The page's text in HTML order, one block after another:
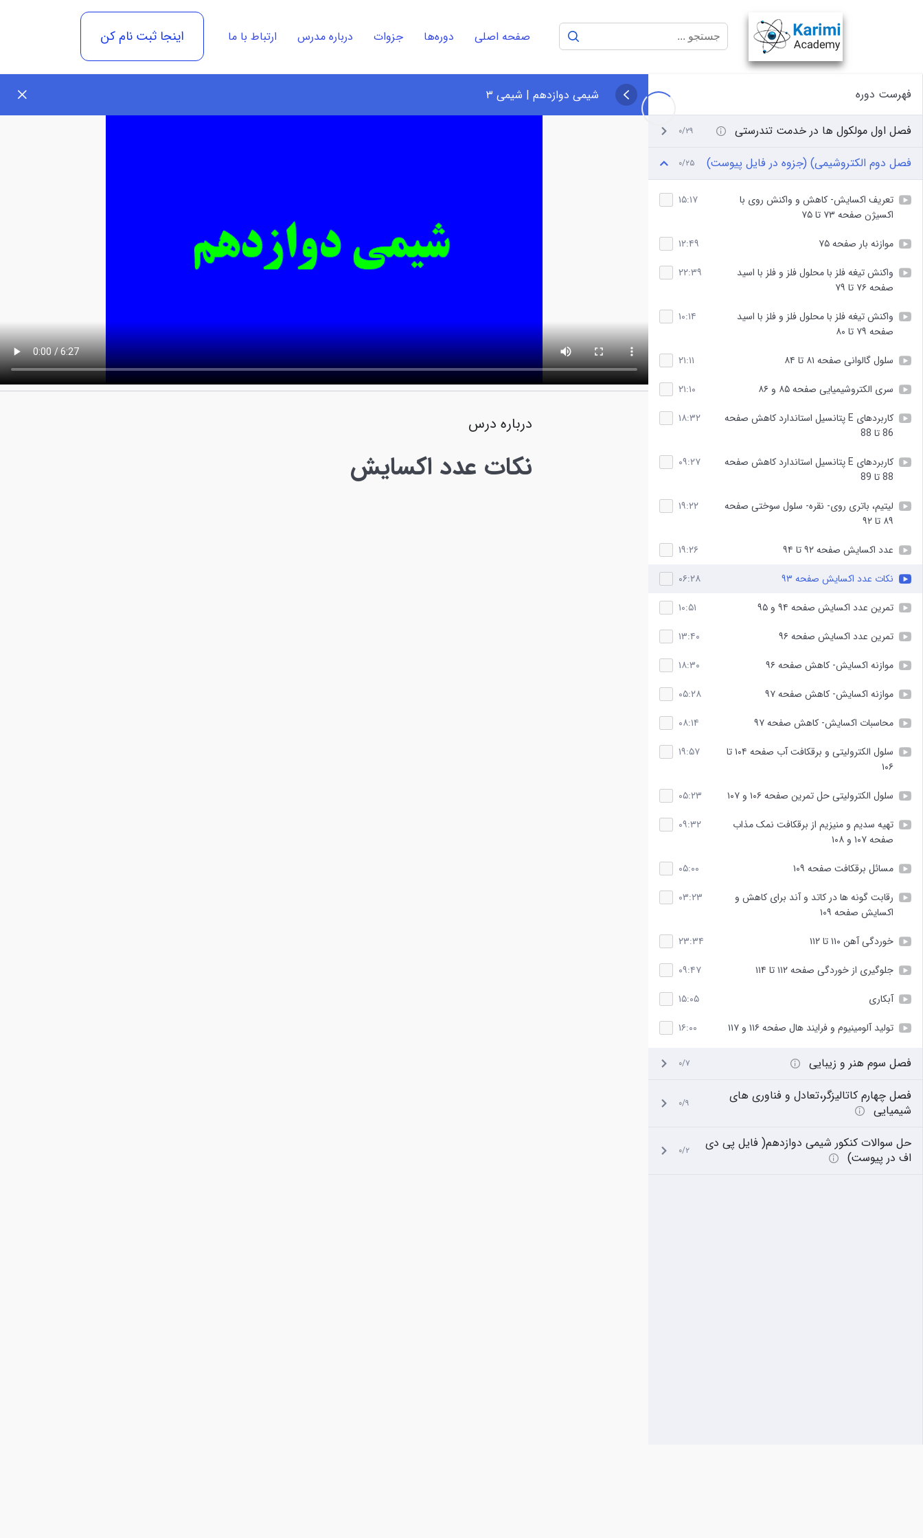
صفحه اصلی دوره‌ها جزوات درباره مدرس ارتباط با ما اینجا ثبت نام کن
فهرست دوره
فصل اول مولکول ها در خدمت تندرستی ۰/۲۹
فصل دوم الکتروشیمی) (جزوه در فایل پیوست) ۰/۲۵
تعریف اکسایش- کاهش و واکنش روی با
اکسیژن صفحه ۷۳ تا ۷۵
۱۵:۱۷
موازنه بار صفحه ۷۵
۱۲:۴۹
واکنش تیغه فلز با محلول فلز و فلز با اسید
صفحه ۷۶ تا ۷۹
۲۲:۳۹
واکنش تیغه فلز با محلول فلز و فلز با اسید
صفحه ۷۹ تا ۸۰
۱۰:۱۴
سلول گالوانی صفحه ۸۱ تا ۸۴
۲۱:۱۱
سری الکتروشیمیایی صفحه ۸۵ و ۸۶
۲۱:۱۰
کاربردهای E پتانسیل استاندارد کاهش صفحه
86 تا 88
۱۸:۳۲
کاربردهای E پتانسیل استاندارد کاهش صفحه
88 تا 89
۰۹:۲۷
لیتیم، باتری روی- نقره- سلول سوختی صفحه
۸۹ تا ۹۲
۱۹:۲۲
عدد اکسایش صفحه ۹۲ تا ۹۴
۱۹:۲۶
نکات عدد اکسایش صفحه ۹۳
۰۶:۲۸
تمرین عدد اکسایش صفحه ۹۴ و ۹۵
۱۰:۵۱
تمرین عدد اکسایش صفحه ۹۶
۱۳:۴۰
موازنه اکسایش- کاهش صفحه ۹۶
۱۸:۳۰
موازنه اکسایش- کاهش صفحه ۹۷
۰۵:۲۸
محاسبات اکسایش- کاهش صفحه ۹۷
۰۸:۱۴
سلول الکترولیتی و برقکافت آب صفحه ۱۰۴ تا
۱۰۶
۱۹:۵۷
سلول الکترولیتی حل تمرین صفحه ۱۰۶ و ۱۰۷
۰۵:۲۳
تهیه سدیم و منیزیم از برقکافت نمک مذاب
صفحه ۱۰۷ و ۱۰۸
۰۹:۳۲
مسائل برقکافت صفحه ۱۰۹
۰۵:۰۰
رقابت گونه ها در کاتد و آند برای کاهش و
اکسایش صفحه ۱۰۹
۰۳:۲۳
خوردگی آهن ۱۱۰ تا ۱۱۲
۲۳:۳۴
جلوگیری از خوردگی صفحه ۱۱۲ تا ۱۱۴
۰۹:۴۷
آبکاری
۱۵:۰۵
تولید آلومینیوم و فرایند هال صفحه ۱۱۶ و ۱۱۷
۱۶:۰۰
فصل سوم هنر و زیبایی ۰/۷
فصل چهارم کاتالیزگر،تعادل و فناوری های
شیمیایی
۰/۹
حل سوالات کنکور شیمی دوازدهم( فایل پی دی
اف در پیوست)
۰/۲
شیمی دوازدهم | شیمی ۳
درباره درس
نکات عدد اکسایش